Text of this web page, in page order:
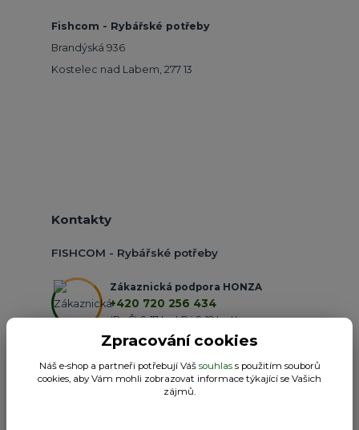
Fishcom - Rybářské potřeby
Brandýská 936
Kostelec nad Labem, 277 13
Kontakty
FISHCOM - Rybářské potřeby
Zákaznická podpora HONZA
+420 720 256 434
(Po-Čt 9-17 hod.,Pá 9-18 hod.)
Zpracování cookies
Náš e-shop a partneři potřebují Váš souhlass použitím souborů
cookies, aby Vám mohli zobrazovat informace týkající se Vašich
zájmů.